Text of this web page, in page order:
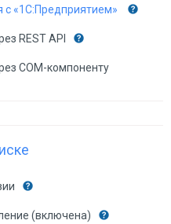
с «1С:Предприятием»
REST API
COM-компоненту
(включена)